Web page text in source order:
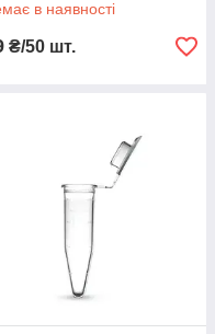
в наявності
₴/50 шт.